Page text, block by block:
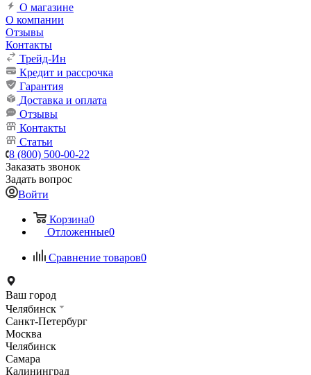
О магазине
О компании
Отзывы
Контакты
Трейд-Ин
Кредит и рассрочка
Гарантия
Доставка и оплата
Отзывы
Контакты
Статьи
8 (800) 500-00-22
Заказать звонок
Задать вопрос
Войти
Корзина0
Отложенные0
Сравнение товаров0
Ваш город
Челябинск
Санкт-Петербург
Москва
Челябинск
Самара
Калининград